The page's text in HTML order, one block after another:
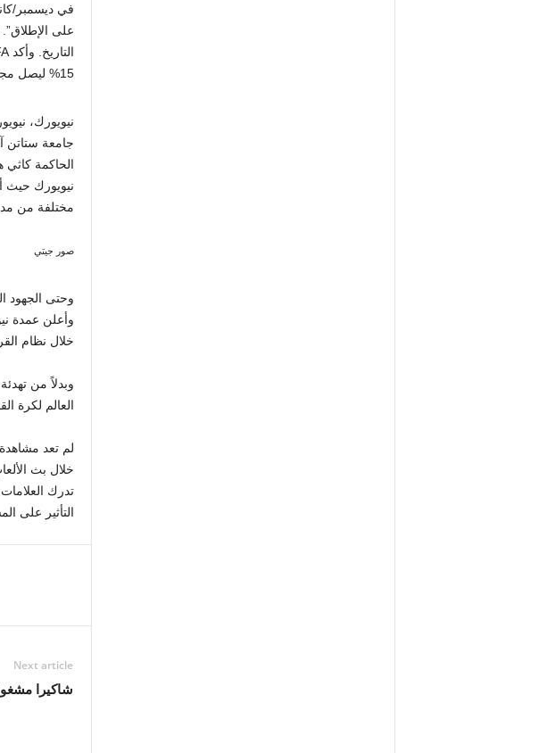
في ديسمبر/
على
15% ليصل مجموعها إلى 871 مليون دولار.
نيويورك حيث
مختلفة من
صور جيتي
وحتى الجهود
خلال نظام
وبدلاً من
العالم لكرة
لم تعد مشاهدة
خلال بث
تدرك
التأثير على
Next article
شاكيرا